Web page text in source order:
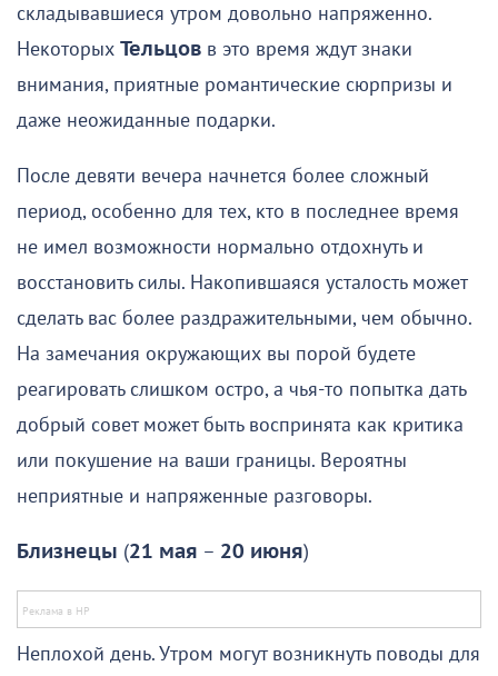
складывавшиеся утром довольно напряженно.
Некоторых Тельцов в это время ждут знаки
внимания, приятные романтические сюрпризы и
даже неожиданные подарки.
После девяти вечера начнется более сложный
период, особенно для тех, кто в последнее время
не имел возможности нормально отдохнуть и
восстановить силы. Накопившаяся усталость может
сделать вас более раздражительными, чем обычно.
На замечания окружающих вы порой будете
реагировать слишком остро, а чья-то попытка дать
добрый совет может быть воспринята как критика
или покушение на ваши границы. Вероятны
неприятные и напряженные разговоры.
Близнецы (21 мая – 20 июня)
Неплохой день. Утром могут возникнуть поводы для